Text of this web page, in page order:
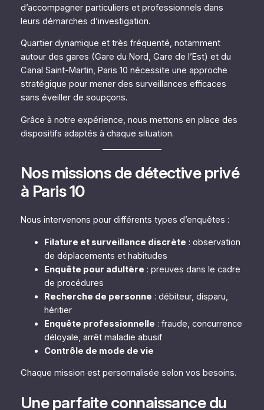
d’accompagner particuliers et professionnels dans
leurs démarches d’investigation.
Quartier dynamique et très fréquenté, notamment
autour des gares (Gare du Nord, Gare de l’Est) et du
Canal Saint-Martin, Paris 10 nécessite une approche
stratégique pour mener des surveillances efficaces
sans éveiller de soupçons.
Grâce à notre expérience, nous mettons en place des
dispositifs adaptés à chaque situation.
Nos missions de détective privé
à Paris 10
Nous intervenons pour différents types d’enquêtes :
Filature et surveillance discrète : observation
de déplacements et habitudes
Enquête pour adultère : preuves dans le cadre
de procédures
Recherche de personne : débiteur, disparu,
héritier
Enquête professionnelle : fraude, concurrence
déloyale, arrêt maladie abusif
Contrôle de mode de vie
Chaque mission est personnalisée selon vos besoins.
Une parfaite connaissance du